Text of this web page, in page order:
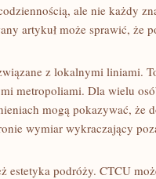
ale nie każdy
artykuł może sprawić, że
z lokalnymi liniami.
metropoliami. Dla wielu
mogą pokazywać, że
wymiar wykraczający
estetyka podróży. CTCU